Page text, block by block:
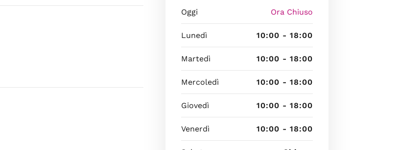
Oggi Ora Chiuso
Lunedì 10:00 - 18:00
Martedì 10:00 - 18:00
Mercoledì 10:00 - 18:00
Giovedì 10:00 - 18:00
Venerdì 10:00 - 18:00